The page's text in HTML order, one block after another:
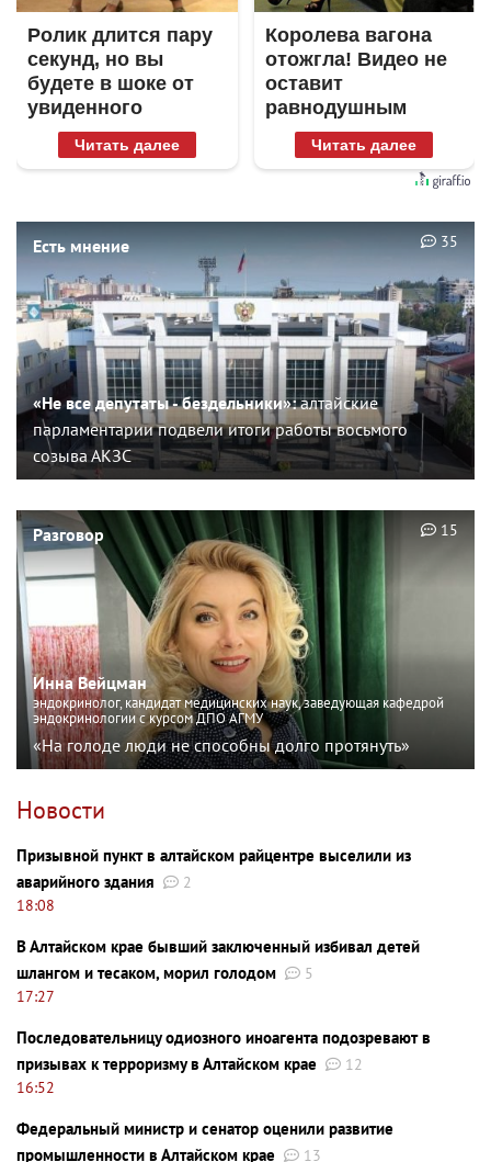
Ролик длится пару
секунд, но вы
будете в шоке от
увиденного
Читать далее
Королева вагона
отожгла! Видео не
оставит
равнодушным
Читать далее
Есть мнение
«Не все депутаты - бездельники»:алтайские
парламентарии подвели итоги работы восьмого
созыва АКЗС
35
Разговор
Инна Вейцман
эндокринолог, кандидат медицинских наук, заведующая кафедрой
эндокринологии с курсом ДПО АГМУ
«На голоде люди не способны долго протянуть»
15
Новости
Призывной пункт в алтайском райцентре выселили из
аварийного здания
2
18:08
В Алтайском крае бывший заключенный избивал детей
шлангом и тесаком, морил голодом
5
17:27
Последовательницу одиозного иноагента подозревают в
призывах к терроризму в Алтайском крае
12
16:52
Федеральный министр и сенатор оценили развитие
промышленности в Алтайском крае
13